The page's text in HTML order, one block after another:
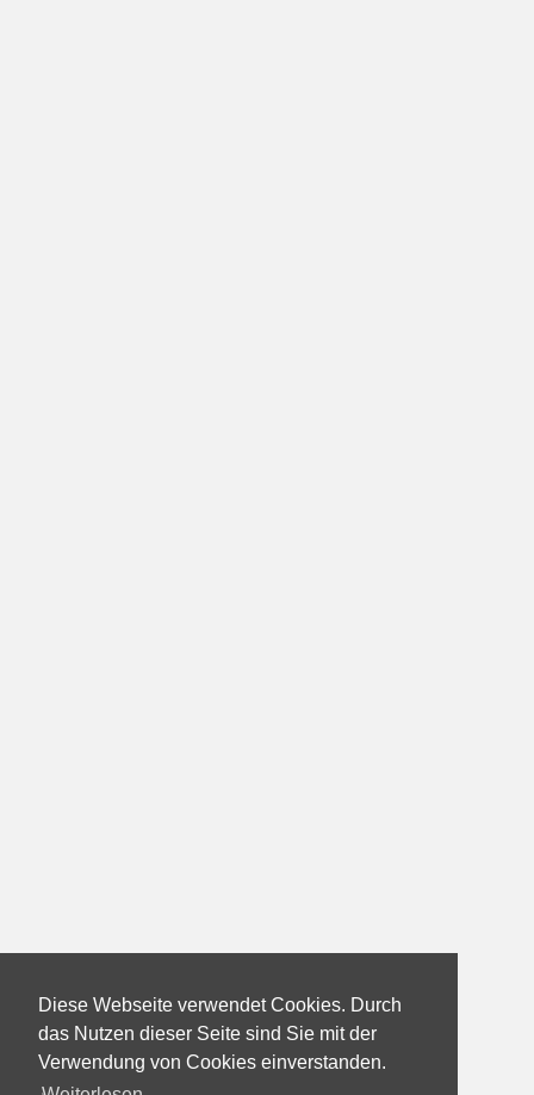
Diese Webseite verwendet Cookies. Durch
das Nutzen dieser Seite sind Sie mit der
Verwendung von Cookies einverstanden.